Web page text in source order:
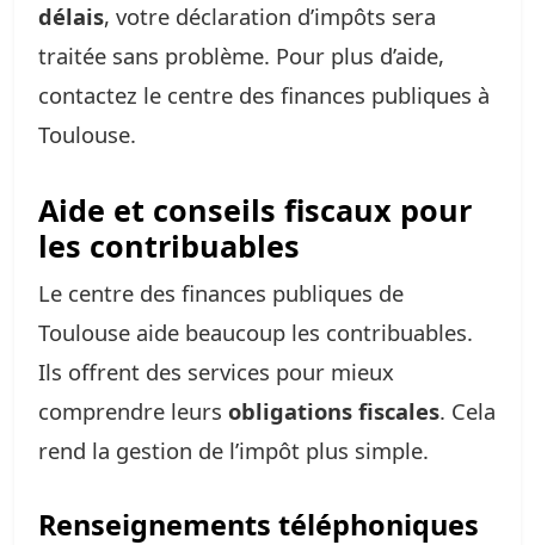
délais, votre déclaration d’impôts sera
traitée sans problème. Pour plus d’aide,
contactez le centre des finances publiques à
Toulouse.
Aide et conseils fiscaux pour
les contribuables
Le centre des finances publiques de
Toulouse aide beaucoup les contribuables.
Ils offrent des services pour mieux
comprendre leurs obligations fiscales. Cela
rend la gestion de l’impôt plus simple.
Renseignements téléphoniques